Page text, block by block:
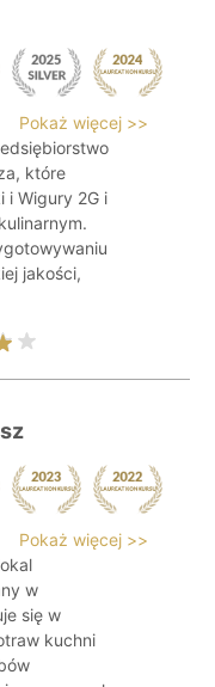
Pokaż więcej >>
które
i Wigury 2G i
jakości,
Pokaż więcej >>
w
się w
kuchni